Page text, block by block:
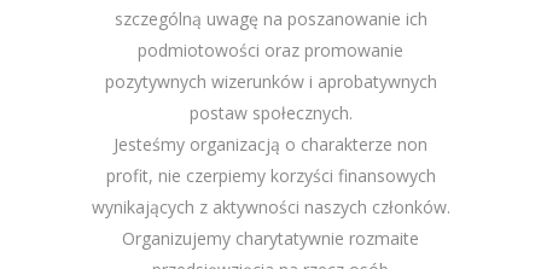
szczególną uwagę na poszanowanie ich
podmiotowości oraz promowanie
pozytywnych wizerunków i aprobatywnych
postaw społecznych.
Jesteśmy organizacją o charakterze non
profit, nie czerpiemy korzyści finansowych
wynikających z aktywności naszych członków.
Organizujemy charytatywnie rozmaite